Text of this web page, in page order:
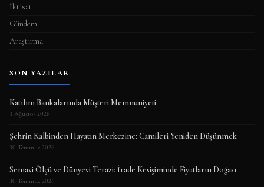
İktisat
Gündem
Araştırma
SON YAZILAR
Katılım Bankalarında Müşteri Memnuniyeti
3 Ağustos 2026
Şehrin Kalbinden Hayatın Merkezine: Camileri Yeniden Düşünmek
30 Temmuz 2026
Semavi Ölçü ve Dünyevi Terazi: İrade Kesişiminde Fiyatların Doğası
30 Temmuz 2026